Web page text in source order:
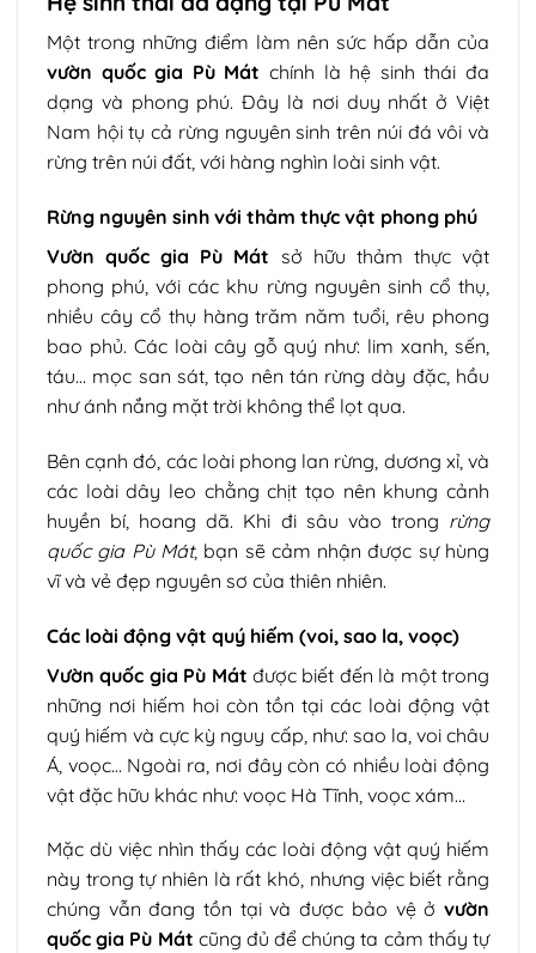
Một trong những điểm làm nên sức hấp dẫn của
vườn quốc gia Pù Mát chính là hệ sinh thái đa
dạng và phong phú. Đây là nơi duy nhất ở Việt
Nam hội tụ cả rừng nguyên sinh trên núi đá vôi và
rừng trên núi đất, với hàng nghìn loài sinh vật.
Rừng nguyên sinh với thảm thực vật phong phú
Vườn quốc gia Pù Mát sở hữu thảm thực vật
phong phú, với các khu rừng nguyên sinh cổ thụ,
nhiều cây cổ thụ hàng trăm năm tuổi, rêu phong
bao phủ. Các loài cây gỗ quý như: lim xanh, sến,
táu… mọc san sát, tạo nên tán rừng dày đặc, hầu
như ánh nắng mặt trời không thể lọt qua.
Bên cạnh đó, các loài phong lan rừng, dương xỉ, và
các loài dây leo chằng chịt tạo nên khung cảnh
huyền bí, hoang dã. Khi đi sâu vào trong rừng
quốc gia Pù Mát, bạn sẽ cảm nhận được sự hùng
vĩ và vẻ đẹp nguyên sơ của thiên nhiên.
Các loài động vật quý hiếm (voi, sao la, voọc)
Vườn quốc gia Pù Mát được biết đến là một trong
những nơi hiếm hoi còn tồn tại các loài động vật
quý hiếm và cực kỳ nguy cấp, như: sao la, voi châu
Á, voọc… Ngoài ra, nơi đây còn có nhiều loài động
vật đặc hữu khác như: voọc Hà Tĩnh, voọc xám…
Mặc dù việc nhìn thấy các loài động vật quý hiếm
này trong tự nhiên là rất khó, nhưng việc biết rằng
chúng vẫn đang tồn tại và được bảo vệ ở vườn
quốc gia Pù Mát cũng đủ để chúng ta cảm thấy tự